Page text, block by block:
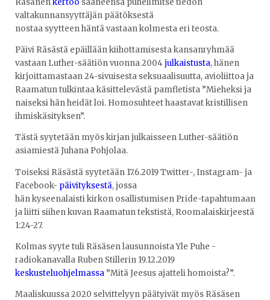
Räsänenkertoo saaneensa puhelimitse tiedon
valtakunnansyyttäjän päätöksestä
nostaa syytteen häntä vastaan kolmesta eri teosta.
Päivi Räsästä epäillään kiihottamisesta kansanryhmää
vastaan Luther-säätiön vuonna 2004julkaistusta, hänen
kirjoittamastaan 24-sivuisesta seksuaalisuutta, avioliittoa ja
Raamatun tulkintaa käsittelevästä pamfletista ”Mieheksi ja
naiseksi hän heidät loi. Homosuhteet haastavat kristillisen
ihmiskäsityksen”.
Tästä syytetään myös kirjan julkaisseen Luther-säätiön
asiamiestä Juhana Pohjolaa.
Toiseksi Räsästä syytetään 17.6.2019 Twitter-, Instagram- ja
Facebook- päivityksestä, jossa
hän kyseenalaisti kirkon osallistumisen Pride-tapahtumaan
ja liitti siihen kuvan Raamatun tekstistä, Roomalaiskirjeestä
1:24-27.
Kolmas syyte tuli Räsäsen lausunnoista Yle Puhe -
radiokanavalla Ruben Stillerin 19.12.2019
keskusteluohjelmassa ”Mitä Jeesus ajatteli homoista?”.
Maaliskuussa 2020 selvittelyyn päätyivät myös Räsäsen